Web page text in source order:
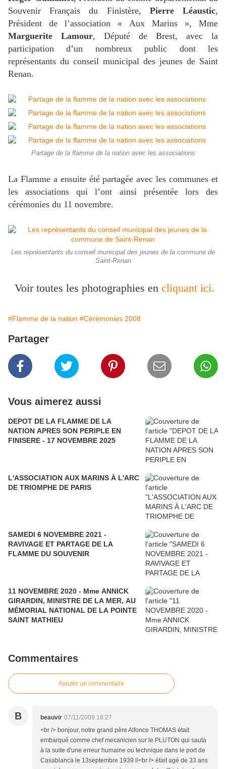
Souvenir Français du Finistère, Pierre Léaustic,
Président de l’association « Aux Marins », Mme
Marguerite Lamour, Député de Brest, avec la
participation d’un nombreux public dont les
représentants du conseil municipal des jeunes de Saint
Renan.
Partage de la flamme de la nation avec les associations
La Flamme a ensuite été partagée avec les communes et
les associations qui l’ont ainsi présentée lors des
cérémonies du 11 novembre.
Les représentants du conseil municipal des jeunes de la commune de
Saint-Renan
Voir toutes les photographies en cliquant ici.
#Flamme de la nation #Cérémonies 2008
Partager
Vous aimerez aussi
DEPOT DE LA FLAMME DE LA
NATION APRES SON PERIPLE EN
FINISERE - 17 NOVEMBRE 2025
L'ASSOCIATION AUX MARINS À L'ARC
DE TRIOMPHE DE PARIS
SAMEDI 6 NOVEMBRE 2021 -
RAVIVAGE ET PARTAGE DE LA
FLAMME DU SOUVENIR
11 NOVEMBRE 2020 - Mme ANNICK
GIRARDIN, MINISTRE DE LA MER, AU
MÉMORIAL NATIONAL DE LA POINTE
SAINT MATHIEU
Commentaires
Ajouter un commentaire
B beauvir 07/11/2009 18:27
<br /> bonjour, notre grand père Alfonce THOMAS était
embarqué comme chef mecanicien sur le PLUTON qui sauta
à la suite d'une erreur humaine ou technique dans le port de
Casablanca le 13septembre 1939 il<br /> était agé de 33 ans